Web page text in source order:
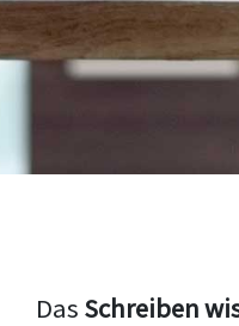
Das Schreiben